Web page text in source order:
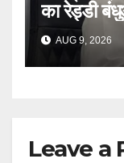
का रेड्डी
AUG 9, 2026
Leave a